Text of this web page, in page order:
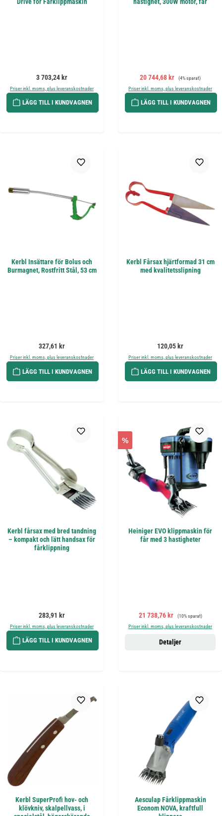
Ordinarie pris:
3 703,24 kr
Priser inkl. moms, plus leveranskostnader
LÄGG TILL I KUNDVAGNEN
Försäljningspris:
20 744,68 kr Ordinarie pris:
(4% sparat)
Priser inkl. moms, plus leveranskostnader
LÄGG TILL I KUNDVAGNEN
Kerbl Insättare för Bolus och
Burmagnet, Rostfritt Stål, 53 cm
Ordinarie pris:
327,61 kr
Priser inkl. moms, plus leveranskostnader
LÄGG TILL I KUNDVAGNEN
Kerbl Fårsax hjärtformad 31 cm
med kvalitetsslipning
Ordinarie pris:
120,05 kr
Priser inkl. moms, plus leveranskostnader
LÄGG TILL I KUNDVAGNEN
Kerbl fårsax med bred tandning
– kompakt och lätt handsax för
fårklippning
Ordinarie pris:
283,91 kr
Priser inkl. moms, plus leveranskostnader
LÄGG TILL I KUNDVAGNEN
%
Heiniger EVO klippmaskin för
får med 3 hastigheter
Försäljningspris:
21 738,76 kr Ordinarie pris:
(10% sparat)
Priser inkl. moms, plus leveranskostnader
Detaljer
Kerbl SuperProfi hov- och
klövkniv, skalpellvass, i
Aesculap Fårklippmaskin
Econom NOVA, kraftfull